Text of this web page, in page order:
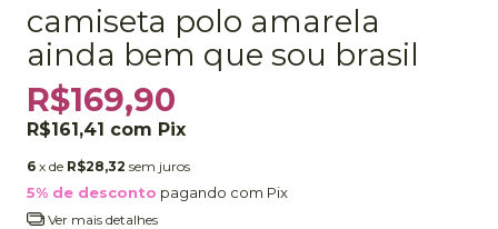
camiseta polo amarela
ainda bem que sou brasil
R$169,90
R$161,41 com Pix
6 x de R$28,32 sem juros
5% de desconto pagando com Pix
Ver mais detalhes